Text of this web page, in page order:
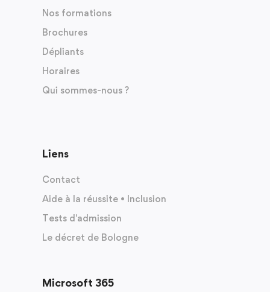
Nos formations
Brochures
Dépliants
Horaires
Qui sommes-nous ?
Liens
Contact
Aide à la réussite • Inclusion
Tests d'admission
Le décret de Bologne
Microsoft 365